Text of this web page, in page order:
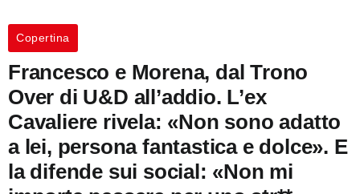
Copertina
Francesco e Morena, dal Trono
Over di U&D all’addio. L’ex
Cavaliere rivela: «Non sono adatto
a lei, persona fantastica e dolce». E
la difende sui social: «Non mi